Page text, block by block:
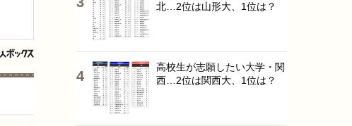
北…2位は山形大、1位は？
高校生が志願したい大学・関
西…2位は関西大、1位は？